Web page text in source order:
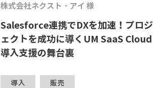
株式会社ネクスト・アイ 様
Salesforce連携でDXを加速！プロジ
ェクトを成功に導くUM SaaS Cloud
導入支援の舞台裏
導入 販売